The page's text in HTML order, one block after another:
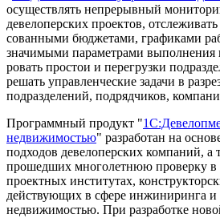
осуществлять непрерывный
девелоперских проектов,
сованными бюджетами, графиками
значимыми параметрами выполнения
ровать простои и перегрузки
решать управленческие задачи в
подразделений, подрядчиков,
Программный продукт "
недвижимостью" разработан на
подходов девелоперских компаний, а
прошедших многолетнюю проверку в
проектных институтах,
действующих в сфере инжиниринга и
недвижимостью. При разработке